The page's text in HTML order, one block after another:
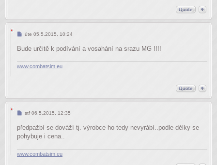
Příspěvek
úte 05.5.2015, 10:24
Bude určitě k podívání a vosahání na srazu MG !!!!
www.combatsim.eu
Příspěvek
stř 06.5.2015, 12:35
předpažbí se dováží tj. výrobce ho tedy nevyrábí..podle délky se
pohybuje i cena..
www.combatsim.eu